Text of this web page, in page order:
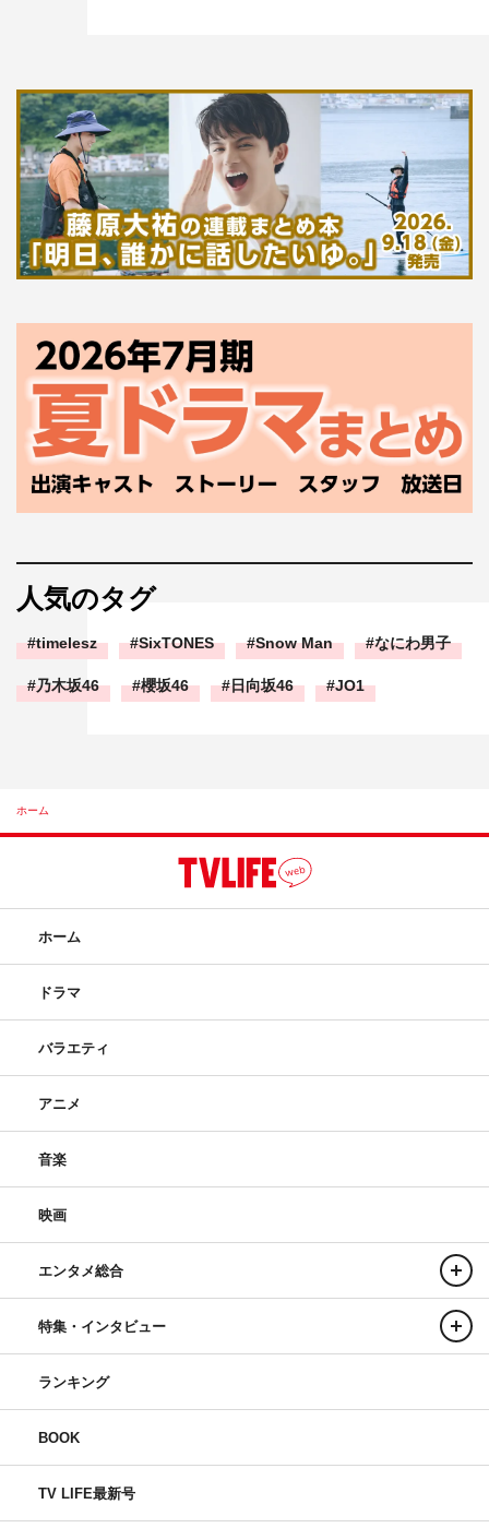
人気のタグ
timelesz SixTONES Snow Man なにわ男子
乃木坂46 櫻坂46 日向坂46 JO1
ホーム
ホーム
ドラマ
バラエティ
アニメ
音楽
映画
エンタメ総合
特集・インタビュー
ランキング
BOOK
TV LIFE最新号